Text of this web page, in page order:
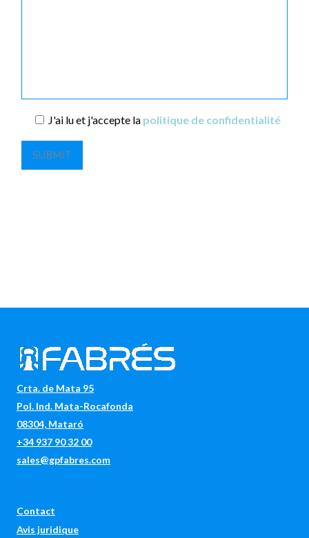
J'ai lu et j'accepte la politique de confidentialité
Crta. de Mata 95
Pol. Ind. Mata-Rocafonda
08304, Mataró
+34 937 90 32 00
sales@gpfabres.com
Contact
Avis juridique